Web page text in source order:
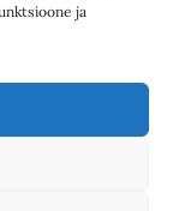
ja